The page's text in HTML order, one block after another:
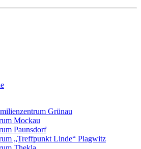
Grünau
Mockau
Paunsdorf
„Treffpunkt Linde“ Plagwitz